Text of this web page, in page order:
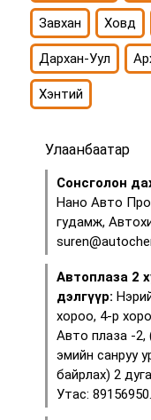
Завхан Ховд
Дархан-Уул
Хэнтий
Улаанбаатар
Сонсголон
Нано Авто
гудамж,
Автоплаза 2
дэлгүүр:
хороо, 4-р
Авто плаза -2,
эмийн санруу
байрлах) 2
Утас: 89156950.